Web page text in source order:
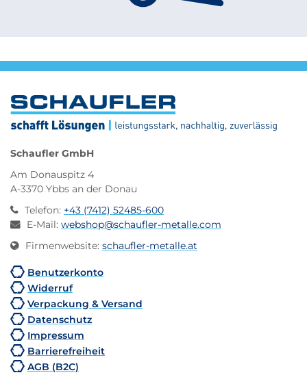
Schaufler GmbH
Am Donauspitz 4
A-3370 Ybbs an der Donau
Telefon: +43 (7412) 52485-600
E-Mail: webshop@schaufler-metalle.com
Firmenwebsite: schaufler-metalle.at
Benutzerkonto
Widerruf
Verpackung & Versand
Datenschutz
Impressum
Barrierefreiheit
AGB (B2C)